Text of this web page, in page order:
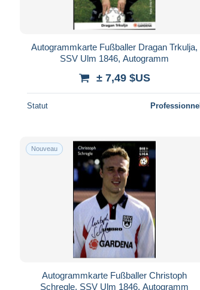
Autogrammkarte Fußballer Dragan Trkulja,
SSV Ulm 1846, Autogramm
± 7,49 $US
Statut Professionnel
Nouveau
Autogrammkarte Fußballer Christoph
Schregle, SSV Ulm 1846, Autogramm